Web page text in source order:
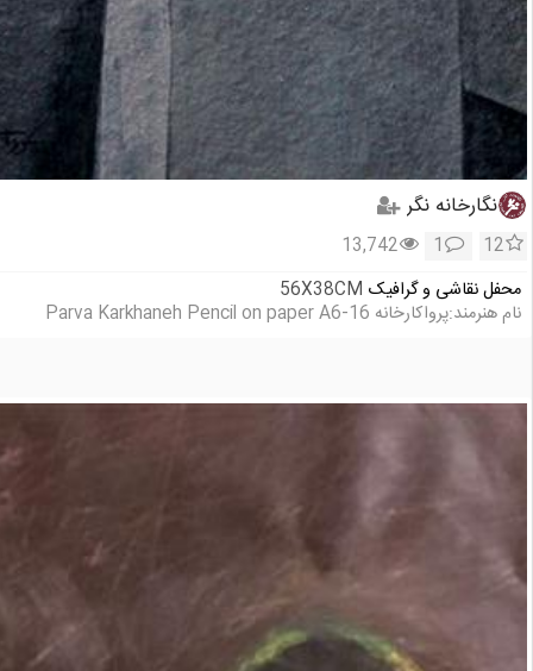
نگارخانه نگر
12
1
13,742
محفل نقاشی و گرافیک 56X38CM
نام هنرمند:پروا‌کارخانه Parva Karkhaneh Pencil on paper A6-16